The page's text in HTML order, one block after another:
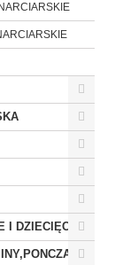
I DZIECIĘCE